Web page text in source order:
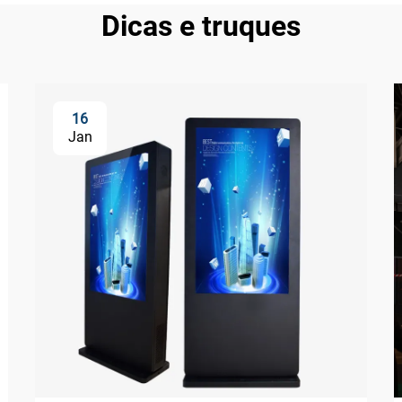
Dicas e truques
16
Jan